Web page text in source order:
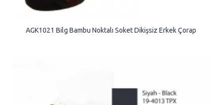
AGK1021 Bilg Bambu Noktalı Soket Dikişsiz Erkek Çorap